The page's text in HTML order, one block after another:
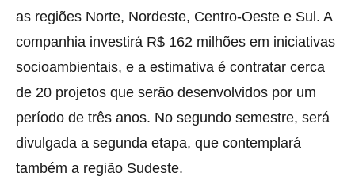
as regiões Norte, Nordeste, Centro-Oeste e Sul. A
companhia investirá R$ 162 milhões em iniciativas
socioambientais, e a estimativa é contratar cerca
de 20 projetos que serão desenvolvidos por um
período de três anos. No segundo semestre, será
divulgada a segunda etapa, que contemplará
também a região Sudeste.